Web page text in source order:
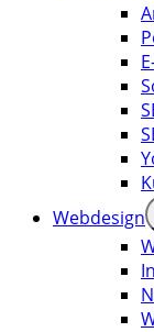
Webdesign